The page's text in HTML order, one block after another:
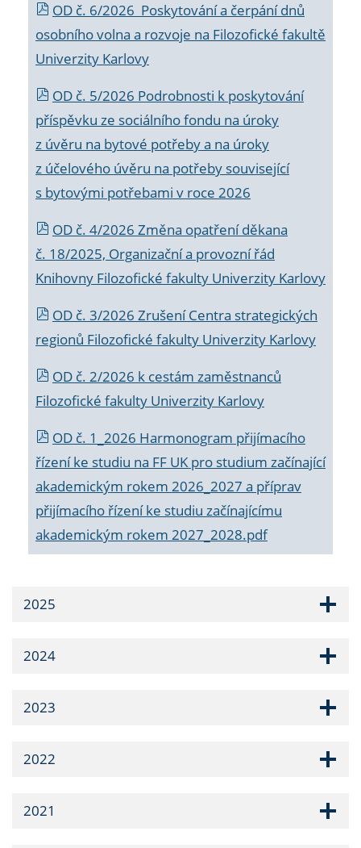
OD č. 6/2026 Poskytování a čerpání dnů
osobního volna a rozvoje na Filozofické fakultě
Univerzity Karlovy
OD č. 5/2026 Podrobnosti k poskytování
příspěvku ze sociálního fondu na úroky
z úvěru na bytové potřeby a na úroky
z účelového úvěru na potřeby související
s bytovými potřebami v roce 2026
OD č. 4/2026 Změna opatření děkana
č. 18/2025, Organizační a provozní řád
Knihovny Filozofické fakulty Univerzity Karlovy
OD č. 3/2026 Zrušení Centra strategických
regionů Filozofické fakulty Univerzity Karlovy
OD č. 2/2026 k cestám zaměstnanců
Filozofické fakulty Univerzity Karlovy
OD č. 1_2026 Harmonogram přijímacího
řízení ke studiu na FF UK pro studium začínající
akademickým rokem 2026_2027 a příprav
přijímacího řízení ke studiu začínajícímu
akademickým rokem 2027_2028.pdf
2025
2024
2023
2022
2021